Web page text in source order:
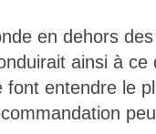
en dehors
ainsi à ce
font entendre le